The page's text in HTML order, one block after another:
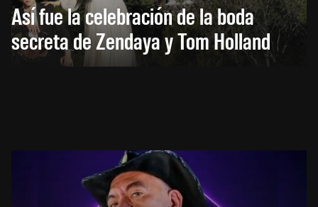
Así fue la celebración de la boda
secreta de Zendaya y Tom Holland